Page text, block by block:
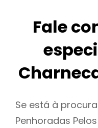
Fale
Se está à
Penhoradas